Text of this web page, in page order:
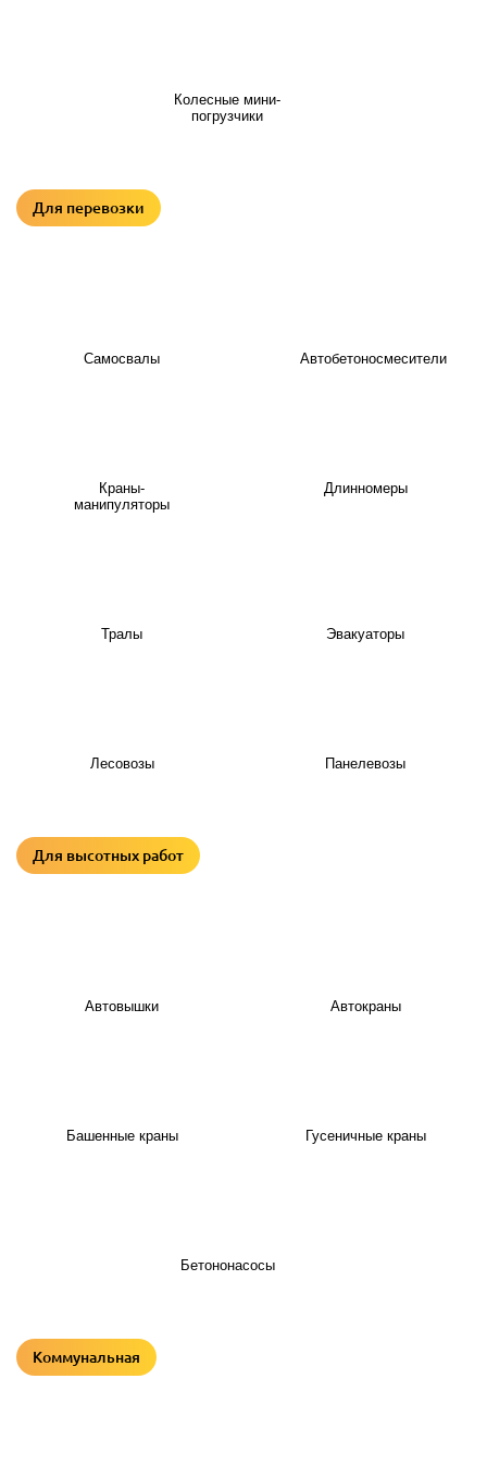
Колесные мини-
погрузчики
Для перевозки
Самосвалы Автобетоносмесители
Краны-
манипуляторы
Длинномеры
Тралы Эвакуаторы
Лесовозы Панелевозы
Для высотных работ
Автовышки Автокраны
Башенные краны Гусеничные краны
Бетононасосы
Коммунальная